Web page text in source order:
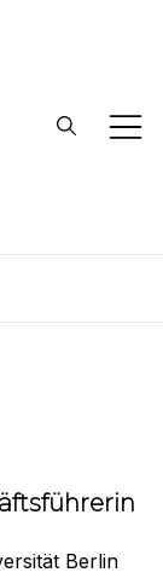
Berlin